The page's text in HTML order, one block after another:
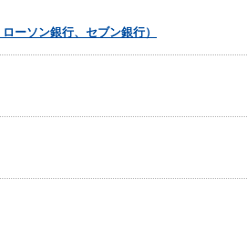
ーソン銀行、セブン銀行）